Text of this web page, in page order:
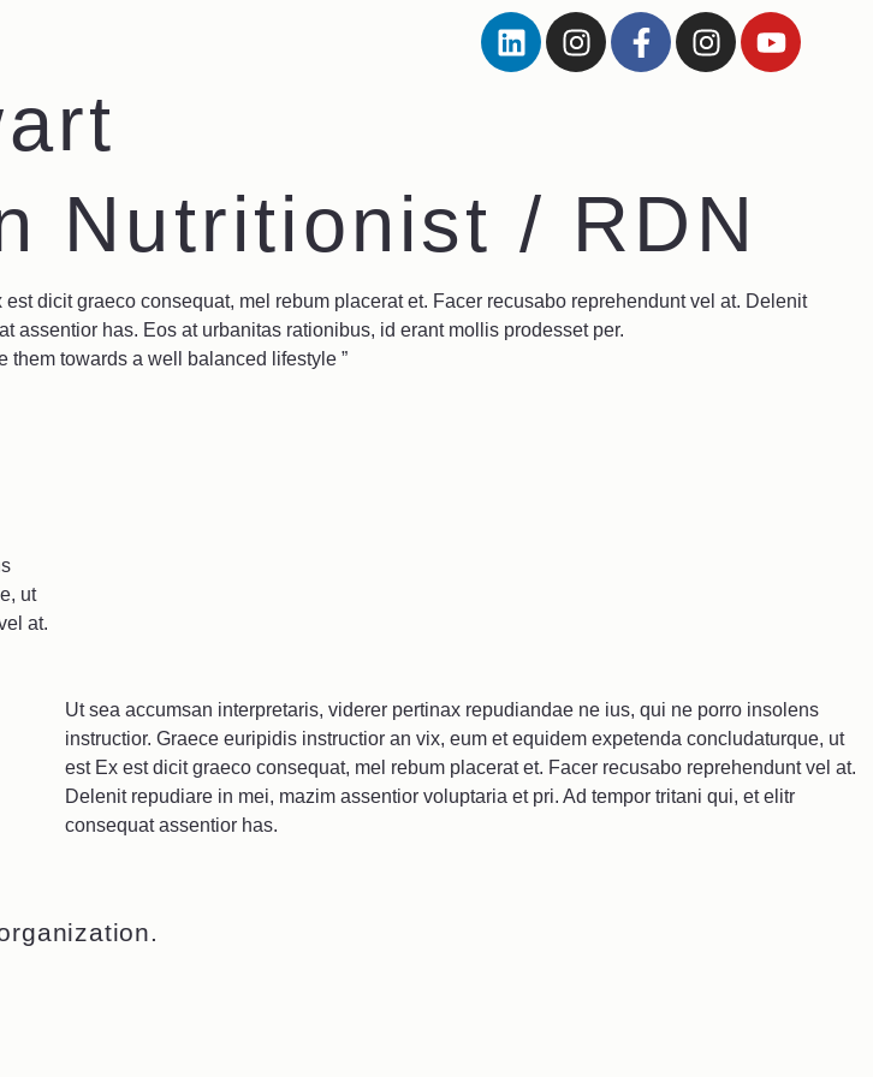
Nutritionist / RDN
dicit graeco consequat, mel rebum placerat et. Facer recusabo reprehendunt vel at. Delenit
assentior has. Eos at urbanitas rationibus, id erant mollis prodesset per.
towards a well balanced lifestyle ”
ut
at.
Ut sea accumsan interpretaris, viderer pertinax repudiandae ne ius, qui ne porro insolens
instructior. Graece euripidis instructior an vix, eum et equidem expetenda concludaturque, ut
est Ex est dicit graeco consequat, mel rebum placerat et. Facer recusabo reprehendunt vel at.
Delenit repudiare in mei, mazim assentior voluptaria et pri. Ad tempor tritani qui, et elitr
consequat assentior has.